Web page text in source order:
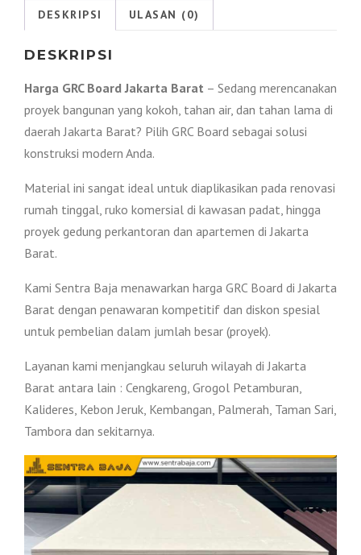
Barat
2025
DESKRIPSI ULASAN (0)
DESKRIPSI
Harga GRC Board Jakarta Barat – Sedang merencanakan
proyek bangunan yang kokoh, tahan air, dan tahan lama di
daerah Jakarta Barat? Pilih GRC Board sebagai solusi
konstruksi modern Anda.
Material ini sangat ideal untuk diaplikasikan pada renovasi
rumah tinggal, ruko komersial di kawasan padat, hingga
proyek gedung perkantoran dan apartemen di Jakarta
Barat.
Kami Sentra Baja menawarkan harga GRC Board di Jakarta
Barat dengan penawaran kompetitif dan diskon spesial
untuk pembelian dalam jumlah besar (proyek).
Layanan kami menjangkau seluruh wilayah di Jakarta
Barat antara lain : Cengkareng, Grogol Petamburan,
Kalideres, Kebon Jeruk, Kembangan, Palmerah, Taman Sari,
Tambora dan sekitarnya.